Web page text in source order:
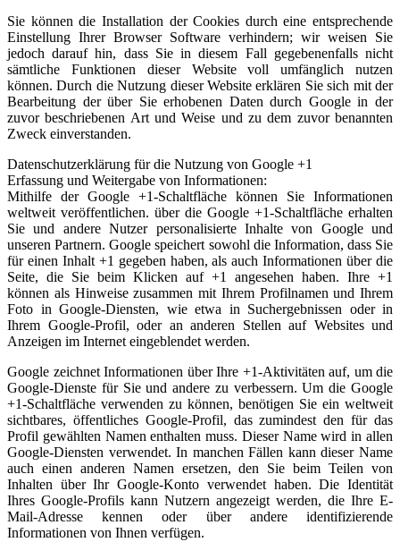
Sie können die Installation der Cookies durch eine entsprechende
Einstellung Ihrer Browser Software verhindern; wir weisen Sie
jedoch darauf hin, dass Sie in diesem Fall gegebenenfalls nicht
sämtliche Funktionen dieser Website voll umfänglich nutzen
können. Durch die Nutzung dieser Website erklären Sie sich mit der
Bearbeitung der über Sie erhobenen Daten durch Google in der
zuvor beschriebenen Art und Weise und zu dem zuvor benannten
Zweck einverstanden.
Datenschutzerklärung für die Nutzung von Google +1
Erfassung und Weitergabe von Informationen:
Mithilfe der Google +1-Schaltfläche können Sie Informationen
weltweit veröffentlichen. über die Google +1-Schaltfläche erhalten
Sie und andere Nutzer personalisierte Inhalte von Google und
unseren Partnern. Google speichert sowohl die Information, dass Sie
für einen Inhalt +1 gegeben haben, als auch Informationen über die
Seite, die Sie beim Klicken auf +1 angesehen haben. Ihre +1
können als Hinweise zusammen mit Ihrem Profilnamen und Ihrem
Foto in Google-Diensten, wie etwa in Suchergebnissen oder in
Ihrem Google-Profil, oder an anderen Stellen auf Websites und
Anzeigen im Internet eingeblendet werden.
Google zeichnet Informationen über Ihre +1-Aktivitäten auf, um die
Google-Dienste für Sie und andere zu verbessern. Um die Google
+1-Schaltfläche verwenden zu können, benötigen Sie ein weltweit
sichtbares, öffentliches Google-Profil, das zumindest den für das
Profil gewählten Namen enthalten muss. Dieser Name wird in allen
Google-Diensten verwendet. In manchen Fällen kann dieser Name
auch einen anderen Namen ersetzen, den Sie beim Teilen von
Inhalten über Ihr Google-Konto verwendet haben. Die Identität
Ihres Google-Profils kann Nutzern angezeigt werden, die Ihre E-
Mail-Adresse kennen oder über andere identifizierende
Informationen von Ihnen verfügen.